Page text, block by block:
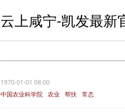
云上咸宁-凯发最新
1970-01-01 08:00
中国农业科学院 农业 帮扶 常态